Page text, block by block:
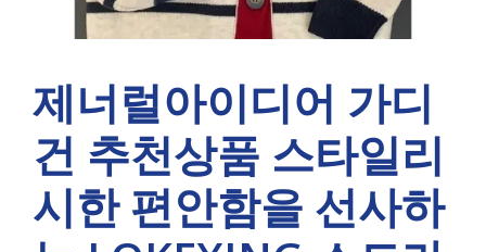
제너럴아이디어 가디
건 추천상품 스타일리
시한 편안함을 선사하